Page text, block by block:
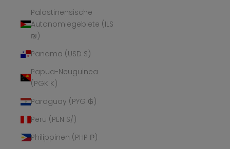
Palästinensische
Autonomiegebiete (ILS
₪)
Panama (USD $)
Papua-Neuguinea
(PGK K)
Paraguay (PYG ₲)
Peru (PEN S/)
Philippinen (PHP ₱)